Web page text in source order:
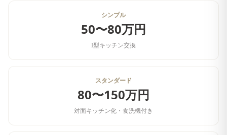
シンプル
50〜80万円
I型キッチン交換
スタンダード
80〜150万円
対面キッチン化・食洗機付き